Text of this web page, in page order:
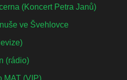
(Koncert Petra Janů)
ve Švehlovce
(rádio)
MAT (VIP)